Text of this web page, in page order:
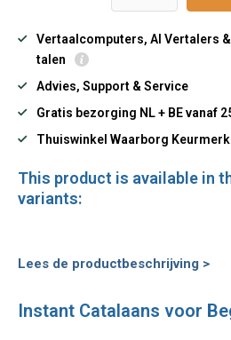
Vertaalcomputers, AI Vertalers
talen
Advies, Support & Service
Gratis bezorging NL + BE vanaf
Thuiswinkel Waarborg Keurmerk
This product is available in
variants:
Lees de productbeschrijving >
Instant Catalaans voor